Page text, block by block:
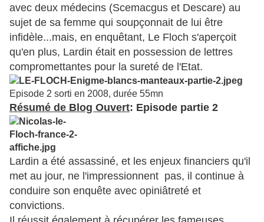
avec deux médecins (Scemacgus et Descare) au
sujet de sa femme qui soupçonnait de lui être
infidèle...mais, en enquêtant, Le Floch s'aperçoit
qu'en plus, Lardin était en possession de lettres
compromettantes pour la sureté de l'Etat.
Episode 2 sorti en 2008, durée 55mn
Résumé de Blog Ouvert: Episode partie 2
Lardin a été assassiné, et les enjeux financiers qu'il
met au jour, ne l'impressionnent pas, il continue à
conduire son enquête avec opiniâtreté et
convictions.